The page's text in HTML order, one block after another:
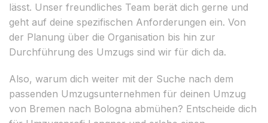
lässt. Unser freundliches Team berät dich gerne und
geht auf deine spezifischen Anforderungen ein. Von
der Planung über die Organisation bis hin zur
Durchführung des Umzugs sind wir für dich da.
Also, warum dich weiter mit der Suche nach dem
passenden Umzugsunternehmen für deinen Umzug
von Bremen nach Bologna abmühen? Entscheide dich